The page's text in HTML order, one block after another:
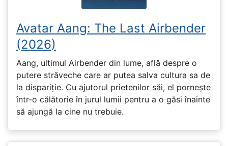
Avatar Aang: The Last Airbender
(2026)
Aang, ultimul Airbender din lume, află despre o
putere străveche care ar putea salva cultura sa de
la dispariție. Cu ajutorul prietenilor săi, el pornește
într-o călătorie în jurul lumii pentru a o găsi înainte
să ajungă la cine nu trebuie.